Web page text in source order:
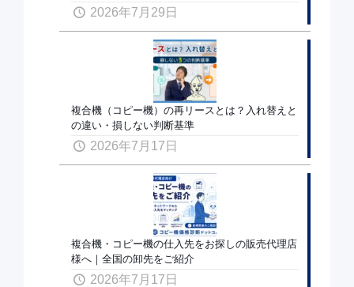
2026年7月29日
複合機（コピー機）の再リースとは？入れ替えと
の違い・損しない判断基準
2026年7月17日
複合機・コピー機の仕入先をお探しの販売代理店
様へ｜全国の卸先をご紹介
2026年7月17日